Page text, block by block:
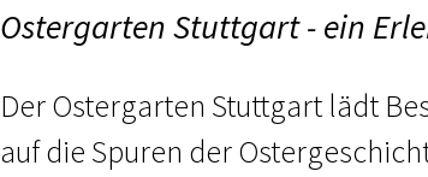
Ostergarten Stuttgart - ein
Der Ostergarten Stuttgart lädt
auf die Spuren der